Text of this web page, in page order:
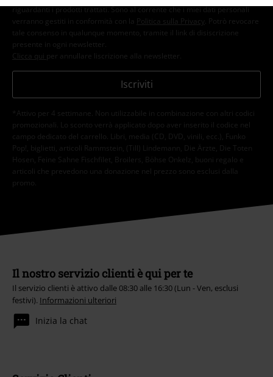
riguardanti i prodotti trattati. Sono al corrente che i miei dati personali
verranno gestiti in conformità con la
Politica sulla Privacy
. Potrò revocare
tale consenso in qualunque momento, tramite il link di disiscrizione
presente in ogni newsletter.
Clicca qui per annullare liscrizione alla newsletter.
Iscriviti
*Attivo per 4 settimane. Non utilizzabile in combinazione con altri codici
promozionali. Lo sconto verrà applicato dopo aver inserito il codice nel
campo dedicato del carrello. Libri, media (CD, DVD, vinili, ecc.), Funko
Pop!, biglietti, articoli Rammstein, (Till) Lindemann, Die Ärzte, Die Toten
Hosen, Feine Sahne Fischfilet, Broilers, Böhse Onkelz, buoni regalo e
articoli che prevedono una donazione nel prezzo sono esclusi dalla
promo.
Il nostro servizio clienti è qui per te
Il servizio clienti è attivo dalle 08:30 alle 16:30 (Lun - Ven, esclusi
festivi). Informazioni ulteriori
Inizia la chat